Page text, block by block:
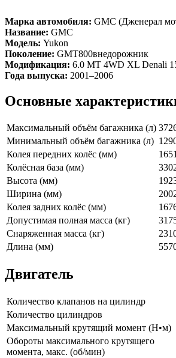
Марка автомобиля: GMC (Дженерал
Название: GMC
Модель: Yukon
Поколение: GMT800внедорожник
Модификация: 6.0 MT 4WD XL Denali
Года выпуска: 2001–2006
Основные
Максимальный объём багажника (л)
Минимальный объём багажника (л)
Колея передних колёс (мм)
Колёсная база (мм)
Высота (мм)
Ширина (мм)
Колея задних колёс (мм)
Допустимая полная масса (кг)
Снаряженная масса (кг)
Длина (мм)
Двигатель
Количество клапанов на цилиндр
Количество цилиндров
Максимальный крутящий момент (Н•м)
Обороты максимального крутящего
момента, макс. (об/мин)